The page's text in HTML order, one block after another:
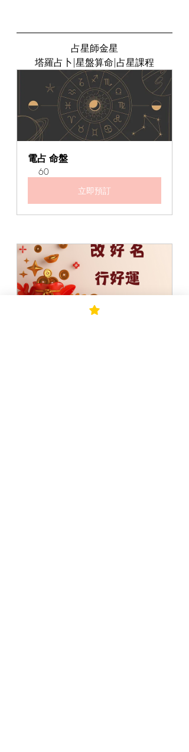
占星師金星
塔羅占卜|星盤算命|占星課程
電占 命盤
60
立即預訂